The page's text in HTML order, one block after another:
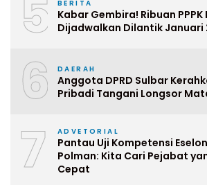
5 BERITA
Kabar Gembira! Ribuan PPPK
Dijadwalkan Dilantik Januari
6 DAERAH
Anggota DPRD Sulbar
Pribadi Tangani Longsor
7 ADVETORIAL
Pantau Uji Kompetensi
Polman: Kita Cari Pejabat
Cepat